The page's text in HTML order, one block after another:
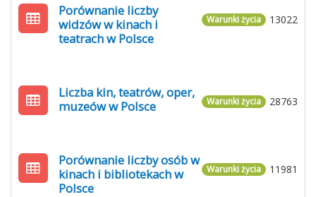
13022
Warunki życia
Porównanie liczby
widzów w kinach i
teatrach w Polsce
28763
Warunki życia
Liczba kin, teatrów, oper,
muzeów w Polsce
11981
Warunki życia
Porównanie liczby osób w
kinach i bibliotekach w
Polsce